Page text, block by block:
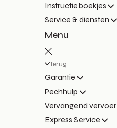
Instructieboekjes
Service & diensten
Menu
Terug
Garantie
Pechhulp
Vervangend vervoer
Express Service